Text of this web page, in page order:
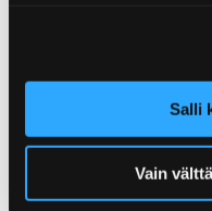
Salli
Vain
Home Services
Services